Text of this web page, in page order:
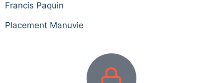
Francis Paquin
Placement Manuvie